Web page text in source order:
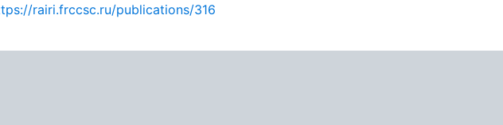
rairi.frccsc.ru/publications/316